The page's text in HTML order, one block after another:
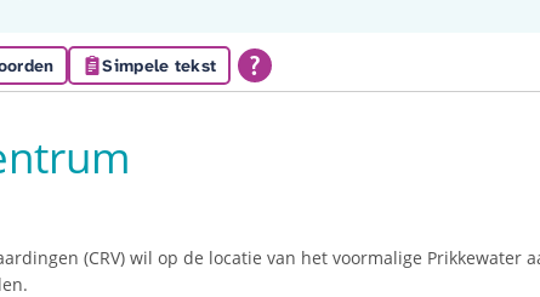
Simpele tekst
(CRV) wil op de locatie van het voormalige Prikkewater